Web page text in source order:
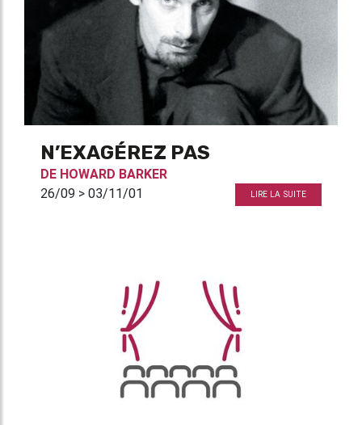
N’EXAGÉREZ PAS
DE HOWARD BARKER
26/09 > 03/11/01
LIRE LA SUITE